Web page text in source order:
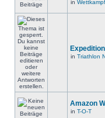
in
in Triathlon
Amazon
in T-O-T